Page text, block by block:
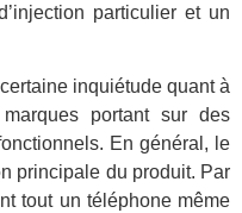
particulier et un
inquiétude quant à
portant sur des
En général, le
principale du produit. Par
tout un téléphone même